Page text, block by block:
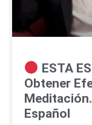
ESTA
Obtener
Español